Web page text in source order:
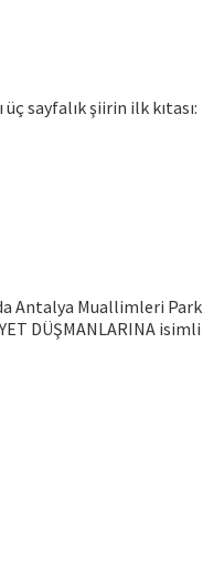
üç sayfalık şiirin ilk kıtası:
Antalya Muallimleri Park
DÜŞMANLARINA isimli